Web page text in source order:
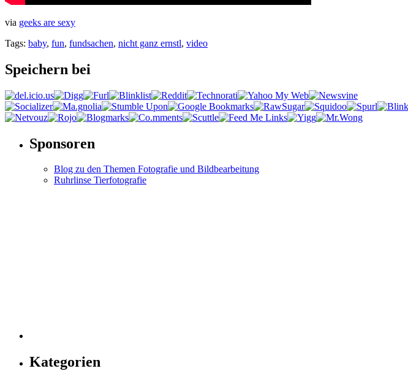
via geeks are sexy
Tags: baby, fun, fundsachen, nicht ganz ernstl, video
Speichern bei
Sponsoren
Blog zu den Themen Fotografie und Bildbearbeitung
Ruhrlinse Tierfotografie
Kategorien